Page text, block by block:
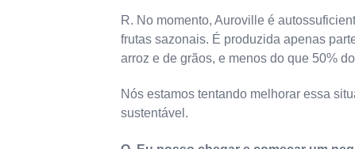
R. No momento, Auroville é
frutas sazonais. É produzida apenas
arroz e de grãos, e menos do que 50%
Nós estamos tentando melhorar essa
sustentável.